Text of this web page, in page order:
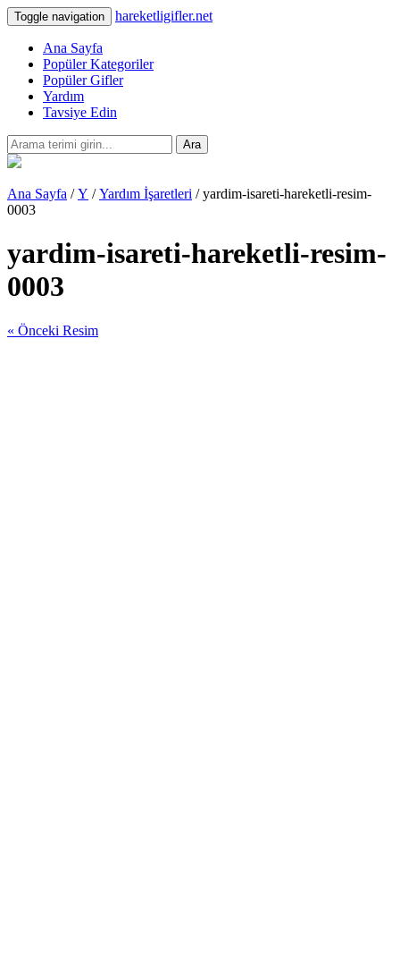
Toggle navigation hareketligifler.net
Ana Sayfa
Popüler Kategoriler
Popüler Gifler
Yardım
Tavsiye Edin
Ara
Ana Sayfa /Y /Yardım İşaretleri / yardim-isareti-hareketli-resim-
0003
yardim-isareti-hareketli-resim-
0003
« Önceki Resim